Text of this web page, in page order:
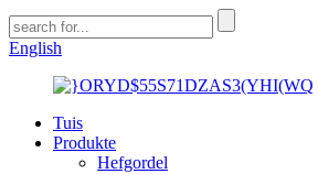
English
Tuis
Produkte
Hefgordel